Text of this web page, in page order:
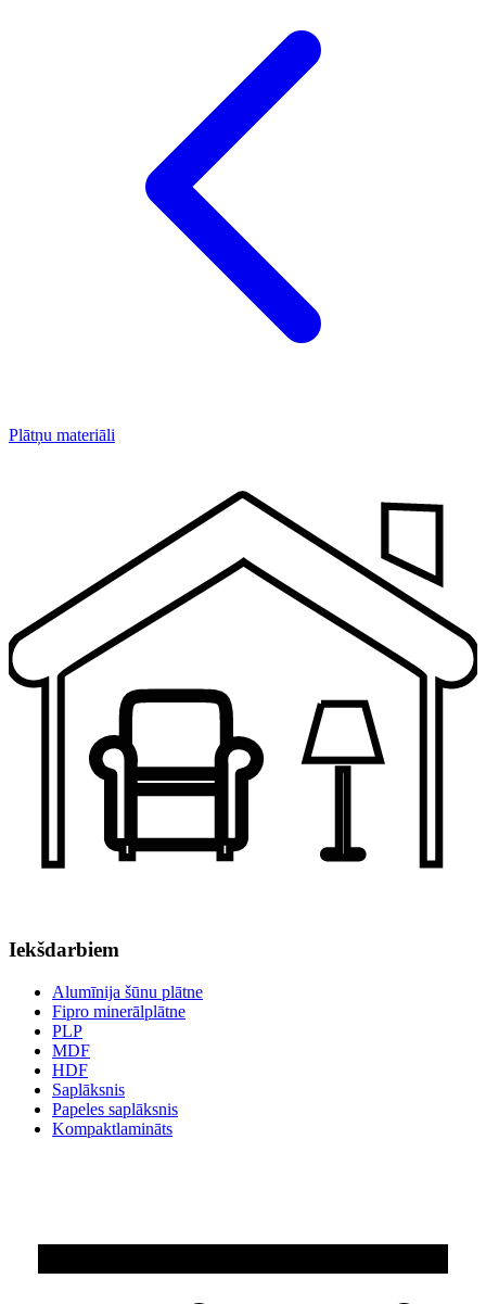
Plātņu materiāli
Iekšdarbiem
Alumīnija šūnu plātne
Fipro minerālplātne
PLP
MDF
HDF
Saplāksnis
Papeles saplāksnis
Kompaktlamināts